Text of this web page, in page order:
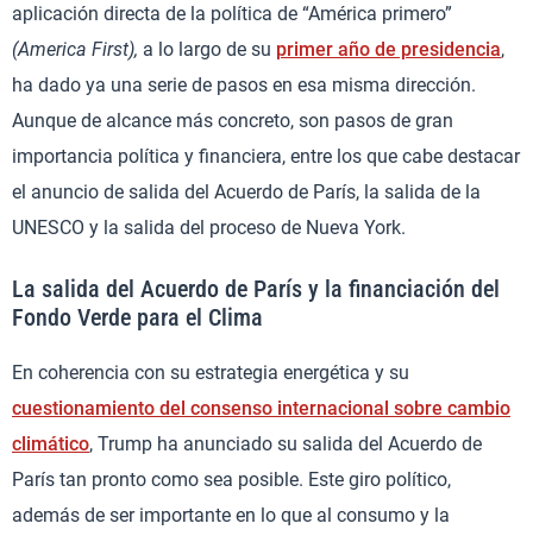
aplicación directa de la política de “América primero”
(America First), a lo largo de su primer año de presidencia,
ha dado ya una serie de pasos en esa misma dirección.
Aunque de alcance más concreto, son pasos de gran
importancia política y financiera, entre los que cabe destacar
el anuncio de salida del Acuerdo de París, la salida de la
UNESCO y la salida del proceso de Nueva York.
La salida del Acuerdo de París y la financiación del
Fondo Verde para el Clima
En coherencia con su estrategia energética y su
cuestionamiento del consenso internacional sobre cambio
climático, Trump ha anunciado su salida del Acuerdo de
París tan pronto como sea posible. Este giro político,
además de ser importante en lo que al consumo y la